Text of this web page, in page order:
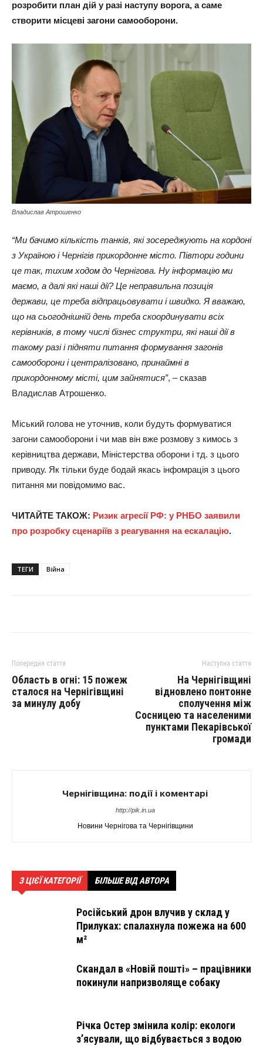
розробити план дій у разі наступу ворога, а саме
створити місцеві загони самооборони.
Владислав Атрошенко
“Ми бачимо кількість танків, які зосереджують на кордоні
з Україною і Чернігів прикордонне місто. Півтори години
це так, тихим ходом до Чернігова. Ну інформацію ми
маємо, а далі які наші дії? Це неправильна позиція
держави, це треба відпрацьовувати і швидко. Я вважаю,
що на сьогоднішній день треба скоординувати всіх
керівників, в тому числі бізнес структри, які наші дії в
такому разі і підняти питання формування загонів
самооборони і централізовано, принаймні в
прикордонному місті, цим зайнятися”, – сказав
Владислав Атрошенко.
Міський голова не уточнив, коли будуть формуватися
загони самооборони і чи мав він вже розмову з кимось з
керівництва держави, Міністерства оборони і тд. з цього
приводу. Як тільки буде бодай якась інфомрація з цього
питання ми повідомимо вас.
ЧИТАЙТЕ ТАКОЖ: Ризик агресії РФ: у РНБО заявили
про розробку сценаріїв з реагування на ескалацію.
ТЕГИ Війна
Попередня стаття
Область в огні: 15 пожеж
сталося на Чернігівщині
за минулу добу
Наступна стаття
На Чернігівщині
відновлено понтонне
сполучення між
Сосницею та населеними
пунктами Пекарівської
громади
Чернігівщина: події і коментарі
http://pik.in.ua
Новини Чернігова та Чернігівщини
З ЦІЄЇ КАТЕГОРІЇ БІЛЬШЕ ВІД АВТОРА
Російський дрон влучив у склад у
Прилуках: спалахнула пожежа на 600
м²
Скандал в «Новій пошті» – працівники
покинули напризволяще собаку
Річка Остер змінила колір: екологи
з’ясували, що відбувається з водою